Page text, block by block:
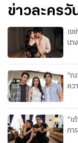
ข่าวละครวั
เข
นา
"ณ
คว
"เ
ภา